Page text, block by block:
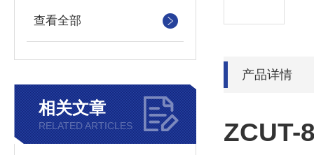
查看全部
相关文章
RELATED ARTICLES
产品详情
ZCUT-